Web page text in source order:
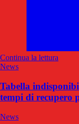
Continua la lettura
News
Tabella
tempi di recupero
News